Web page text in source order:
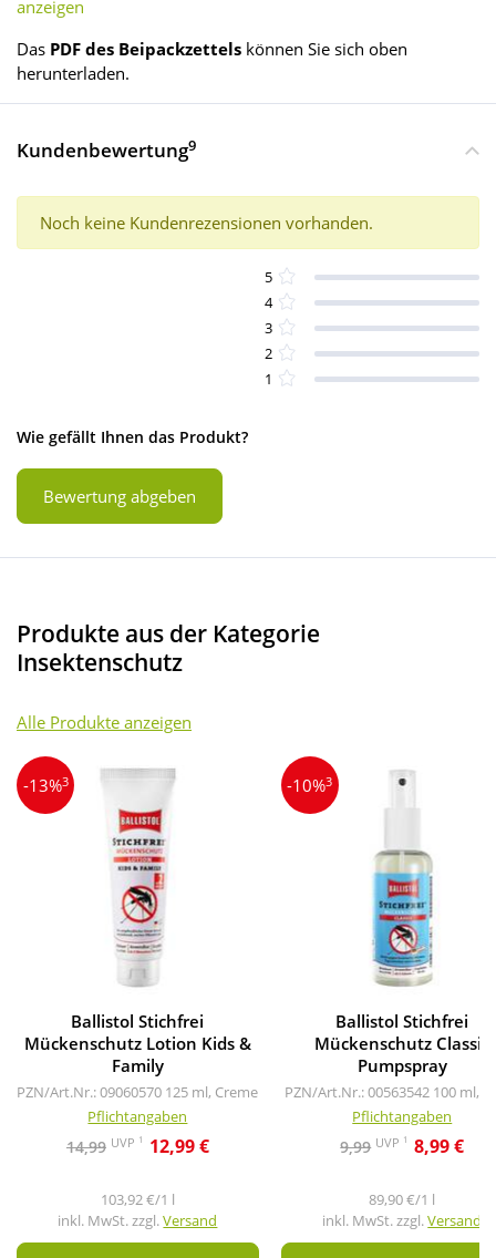
anzeigen
Das PDF des Beipackzettels können Sie sich oben
herunterladen.
Kundenbewertung9
Noch keine Kundenrezensionen vorhanden.
5
4
3
2
1
Wie gefällt Ihnen das Produkt?
Bewertung abgeben
Produkte aus der Kategorie
Insektenschutz
Alle Produkte anzeigen
-13%3
Ballistol Stichfrei
Mückenschutz Lotion Kids &
Family
PZN/Art.Nr.: 09060570 125 ml, Creme
Pflichtangaben
14,99 UVP 1 12,99 €
103,92 €/1 l
inkl. MwSt. zzgl.Versand
-10%3
Ballistol Stichfrei
Mückenschutz Classic
Pumpspray
PZN/Art.Nr.: 00563542 100 ml,
Pflichtangaben
9,99 UVP 1 8,99 €
89,90 €/1 l
inkl. MwSt. zzgl.Versand